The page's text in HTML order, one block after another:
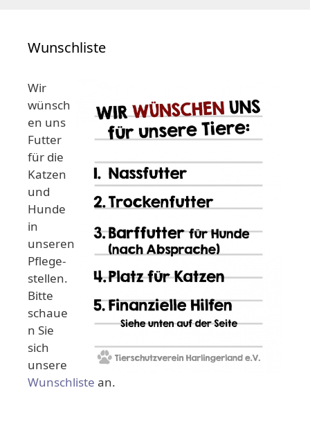
Wunschliste
Wir
wünsch
en uns
Futter
für die
Katzen
und
Hunde
in
unseren
Pflege-
stellen.
Bitte
schaue
n Sie
sich
unsere
Wunschliste an.